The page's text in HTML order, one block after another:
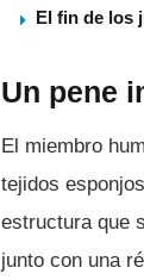
El fin de los
Un pene
El miembro
tejidos
estructura que
junto con una